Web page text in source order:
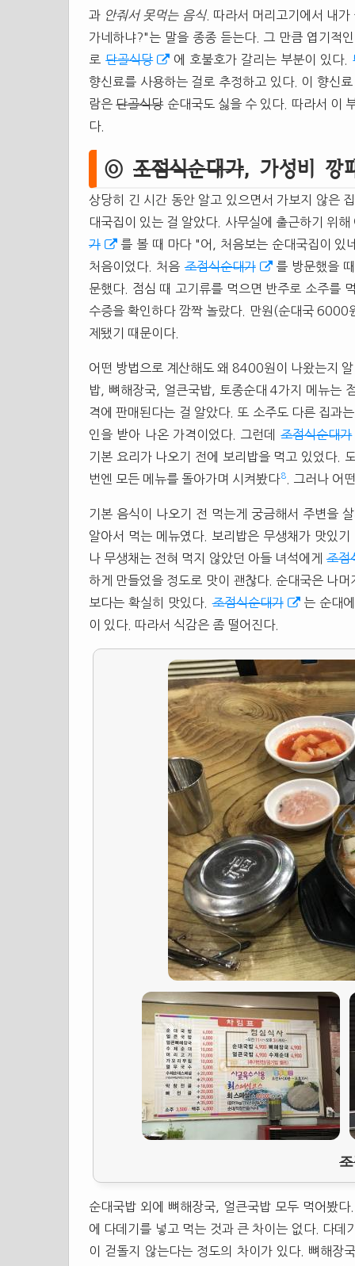
과 안줘서 못먹는 음식. 따라서 머리고기에서 내
가네하냐?"는 말을 종종 듣는다. 그 만큼 엽기적
로 단골식당 에 호불호가 갈리는 부분이 있다.
향신료를 사용하는 걸로 추정하고 있다. 이 향신
람은단골식당순대국도 싫을 수 있다. 따라서 이
다.
㉧ 조점식순대가, 가성비 깡
상당히 긴 시간 동안 알고 있으면서 가보지 않은
대국집이 있는 걸 알았다. 사무실에 출근하기 위
가
를 볼 때 마다 "어, 처음보는 순대국집이
처음이었다. 처음 조점식순대가
를 방문했을
문했다. 점심 때 고기류를 먹으면 반주로 소주를
수증을 확인하다 깜짝 놀랐다. 만원(순대국
제됐기 때문이다.
어떤 방법으로 계산해도 왜 8400원이 나왔는지
밥, 뼈해장국, 얼큰국밥, 토종순대 4가지 메뉴는
격에 판매된다는 걸 알았다. 또 소주도 다른 집
인을 받아 나온 가격이었다. 그런데 조점식순대가
기본 요리가 나오기 전에 보리밥을 먹고 있었다.
번엔 모든 메뉴를 돌아가며 시켜봤다8 . 그러나 어
기본 음식이 나오기 전 먹는게 궁금해서 주변을
알아서 먹는 메뉴였다. 보리밥은 무생채가 맛있
나 무생채는 전혀 먹지 않았던 아들 녀석에게 조점
하게 만들었을 정도로 맛이 괜찮다. 순대국은 나
보다는 확실히 맛있다. 조점식순대가
는 순대
이 있다. 따라서 식감은 좀 떨어진다.
순대국밥 외에 뼈해장국, 얼큰국밥 모두 먹어봤
에 다데기를 넣고 먹는 것과 큰 차이는 없다. 다데
이 걷돌지 않는다는 정도의 차이가 있다. 뼈해장